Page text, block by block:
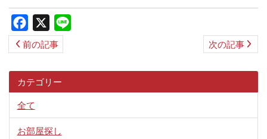
Facebook
前の記事 次の記事
カテゴリー
全て
お部屋探し